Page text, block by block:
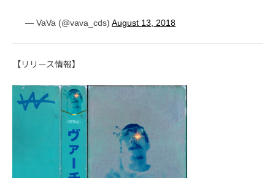
— VaVa (@vava_cds) August 13, 2018
【リリース情報】